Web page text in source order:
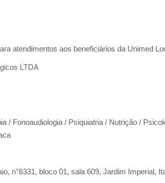
atendimentos aos beneficiários da Unimed
LTDA
/ Fonoaudiologia / Psiquiatria / Nutrição /
n°6331, bloco 01, sala 609, Jardim Imperial,